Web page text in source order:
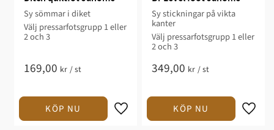
Sy sömmar i diket
Välj pressarfotsgrupp 1 eller
2 och 3
169,00 kr /st
Sy stickningar på vikta
kanter
Välj pressarfotsgrupp 1 eller
2 och 3
349,00 kr /st